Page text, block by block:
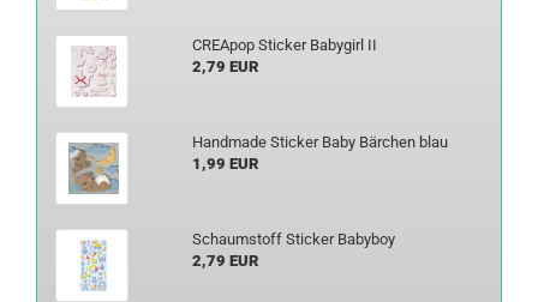
CREA­pop Sti­cker Ba­by­girl II
2,79 EUR
Hand­ma­de Sti­cker Baby Bär­chen blau
1,99 EUR
Schaum­stoff Sti­cker Ba­by­boy
2,79 EUR